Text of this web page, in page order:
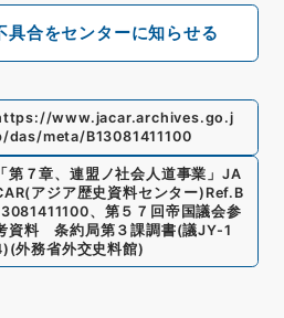
具合をセンターに知らせる
www.jacar.archives.go.j
das/meta/B13081411100
「第７章、連盟ノ社会人道事業 」 JA
アジア歴史資料センター) Ref. B
、 第５７回帝国議会参
資料 条約局第３課調書(議JY-1
) (外務省外交史料館)